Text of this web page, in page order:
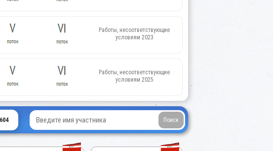
Работы, несоответствующие
условиям 2023
Работы, несоответствующие
условиям 2025